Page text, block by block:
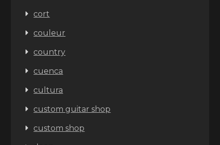
cort
couleur
country
cuenca
cultura
custom guitar shop
custom shop